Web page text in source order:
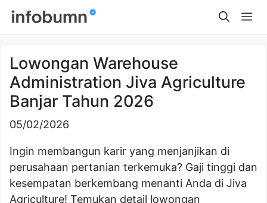
Skip
Lowongan Warehouse
Administration Jiva Agriculture
Banjar Tahun 2026
05/02/2026
Ingin membangun karir yang menjanjikan di
perusahaan pertanian terkemuka? Gaji tinggi dan
kesempatan berkembang menanti Anda di Jiva
Agriculture! Temukan detail lowongan